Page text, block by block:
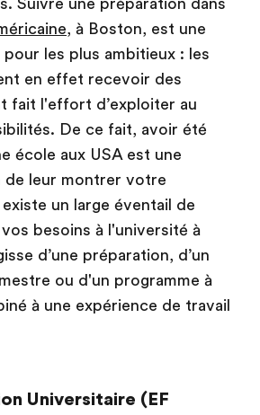
Suivre une préparation dans
, à Boston, est une
les plus ambitieux : les
en effet recevoir des
fait l'effort d’exploiter au
De ce fait, avoir été
école aux USA est une
de leur montrer votre
un large éventail de
besoins à l'université à
d’une préparation, d’un
ou d'un programme à
à une expérience de travail
Universitaire (EF